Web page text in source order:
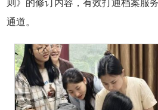
则》的修订内容，有效打通档案服
通道。